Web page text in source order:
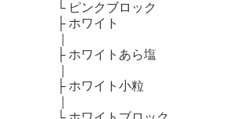
└ ピンクブロック
├ ホワイト
├ ホワイトあら塩
├ ホワイト小粒